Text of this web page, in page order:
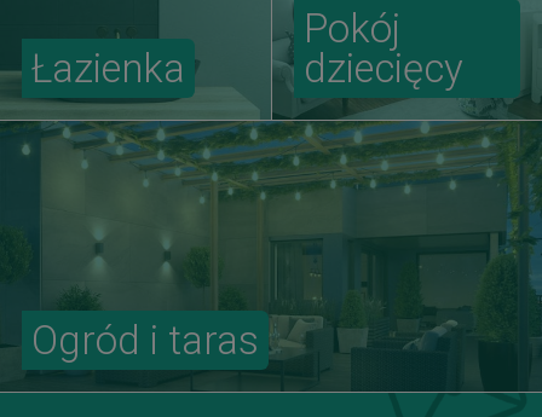
Ogród i taras
Łazienka
Pokój
dziecięcy